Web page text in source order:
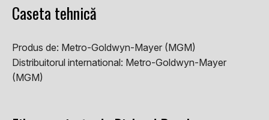
Caseta tehnică
Produs de: Metro-Goldwyn-Mayer (MGM)
Distribuitorul international: Metro-Goldwyn-Mayer
(MGM)